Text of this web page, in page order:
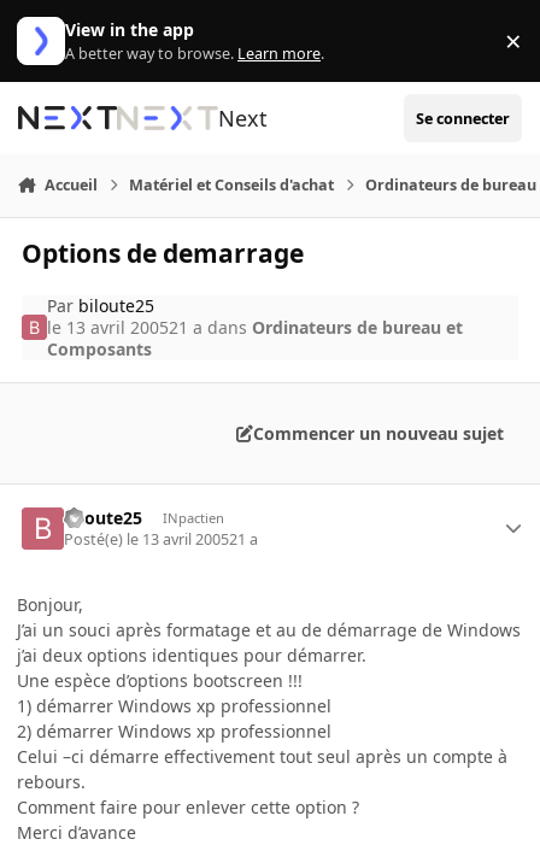
Aller au contenu
View in the app
A better way to browse. Learn more. ×
Next Se connecter
Accueil Matériel et Conseils d'achat Ordinateurs de bureau
Options de demarrage
Par biloute25
le 13 avril 200521 a dans Ordinateurs de bureau et
Composants
Commencer un nouveau sujet
biloute25 INpactien
Posté(e) le 13 avril 200521 a
Bonjour,
J’ai un souci après formatage et au de démarrage de Windows
j’ai deux options identiques pour démarrer.
Une espèce d’options bootscreen !!!
1) démarrer Windows xp professionnel
2) démarrer Windows xp professionnel
Celui –ci démarre effectivement tout seul après un compte à
rebours.
Comment faire pour enlever cette option ?
Merci d’avance